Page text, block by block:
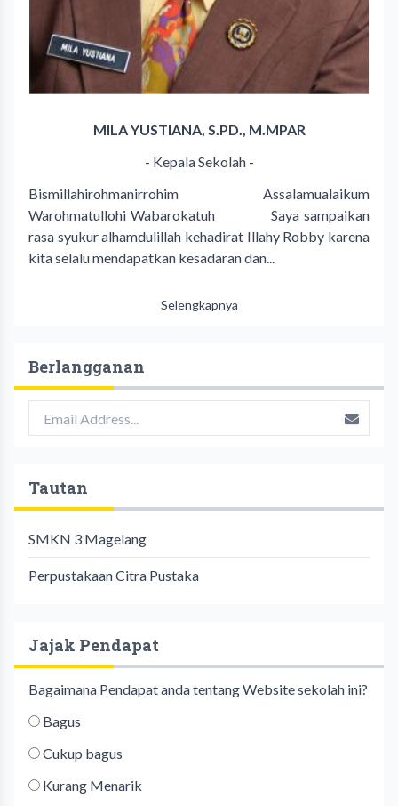
MILA YUSTIANA, S.PD., M.MPAR
- Kepala Sekolah -
Bismillahirohmanirrohim Assalamualaikum
Warohmatullohi Wabarokatuh Saya sampaikan
rasa syukur alhamdulillah kehadirat Illahy Robby karena
kita selalu mendapatkan kesadaran dan...
Selengkapnya
Berlangganan
Tautan
SMKN 3 Magelang
Perpustakaan Citra Pustaka
Jajak Pendapat
Bagaimana Pendapat anda tentang Website sekolah ini?
Bagus
Cukup bagus
Kurang Menarik